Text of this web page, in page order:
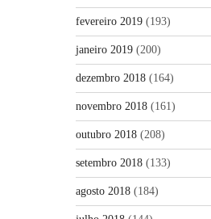
fevereiro 2019 (193)
janeiro 2019 (200)
dezembro 2018 (164)
novembro 2018 (161)
outubro 2018 (208)
setembro 2018 (133)
agosto 2018 (184)